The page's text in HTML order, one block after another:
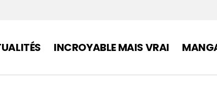
INCROYABLE MAIS VRAI